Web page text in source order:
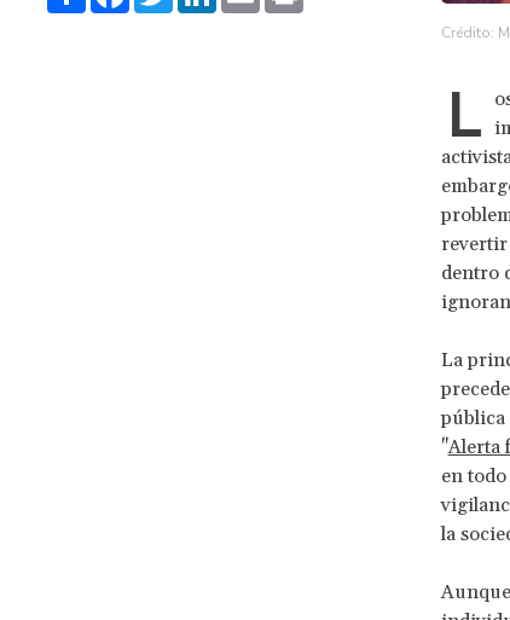
Crédito:
L
revertir
dentro
La
pública
"Alerta
en
la